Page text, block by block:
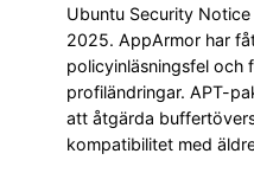
Ubuntu Security
2025. AppArmor har
policyinläsningsfel och
profiländringar. APT-
att åtgärda
kompatibilitet med